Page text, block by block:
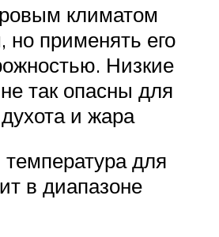
климатом
но применять его
Низкие
так опасны для
и жара
для
в диапазоне